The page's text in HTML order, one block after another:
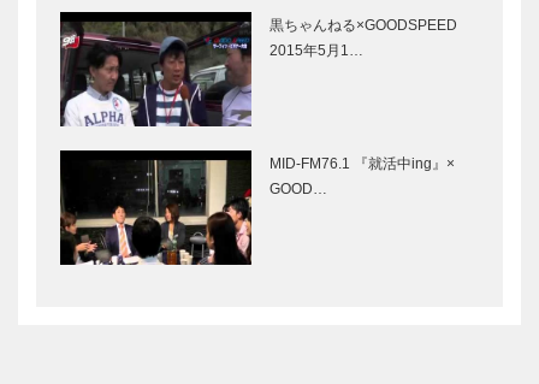
黒ちゃんねる×GOODSPEED
2015年5月1…
MID-FM76.1 『就活中ing』×
GOOD…